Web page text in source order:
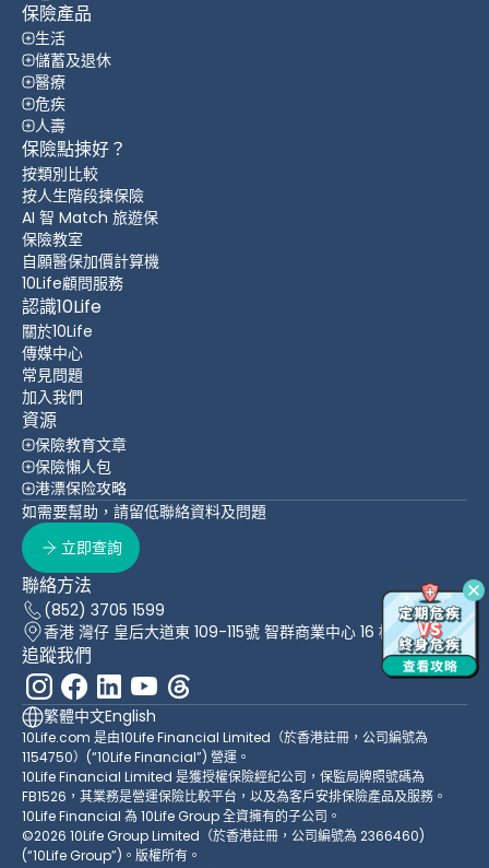
保險產品
生活
儲蓄及退休
醫療
危疾
人壽
保險點揀好？
按類別比較
按人生階段揀保險
AI 智 Match 旅遊保
保險教室
自願醫保加價計算機
10Life顧問服務
認識10Life
關於10Life
傳媒中心
常見問題
加入我們
資源
保險教育文章
保險懶人包
港漂保险攻略
如需要幫助，請留低聯絡資料及問題
立即查詢
聯絡方法
(852) 3705 1599
香港 灣仔 皇后大道東 109-115號 智群商業中心 16 樓
追蹤我們
繁體中文English
10Life.com 是由10Life Financial Limited（於香港註冊，公司編號為
1154750）(“10Life Financial”) 營運。
10Life Financial Limited 是獲授權保險經紀公司，保監局牌照號碼為
FB1526，其業務是營運保險比較平台，以及為客戶安排保險產品及服務。
10Life Financial 為 10Life Group 全資擁有的子公司。
©2026 10Life Group Limited（於香港註冊，公司編號為 2366460)
(“10Life Group”)。版權所有。